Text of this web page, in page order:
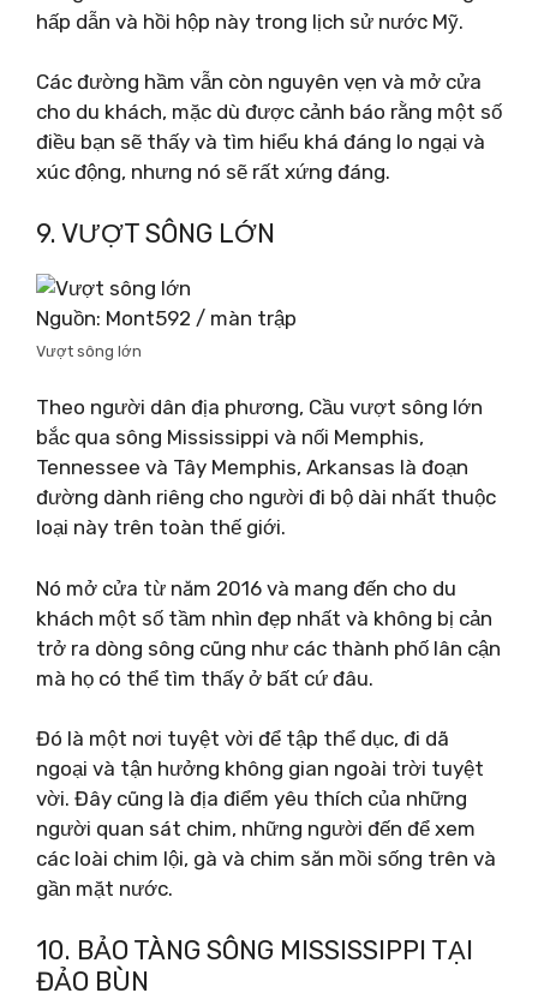
hấp dẫn và hồi hộp này trong lịch sử nước Mỹ.
Các đường hầm vẫn còn nguyên vẹn và mở cửa
cho du khách, mặc dù được cảnh báo rằng một số
điều bạn sẽ thấy và tìm hiểu khá đáng lo ngại và
xúc động, nhưng nó sẽ rất xứng đáng.
9. VƯỢT SÔNG LỚN
Nguồn: Mont592 / màn trập
Vượt sông lớn
Theo người dân địa phương, Cầu vượt sông lớn
bắc qua sông Mississippi và nối Memphis,
Tennessee và Tây Memphis, Arkansas là đoạn
đường dành riêng cho người đi bộ dài nhất thuộc
loại này trên toàn thế giới.
Nó mở cửa từ năm 2016 và mang đến cho du
khách một số tầm nhìn đẹp nhất và không bị cản
trở ra dòng sông cũng như các thành phố lân cận
mà họ có thể tìm thấy ở bất cứ đâu.
Đó là một nơi tuyệt vời để tập thể dục, đi dã
ngoại và tận hưởng không gian ngoài trời tuyệt
vời. Đây cũng là địa điểm yêu thích của những
người quan sát chim, những người đến để xem
các loài chim lội, gà và chim săn mồi sống trên và
gần mặt nước.
10. BẢO TÀNG SÔNG MISSISSIPPI TẠI
ĐẢO BÙN